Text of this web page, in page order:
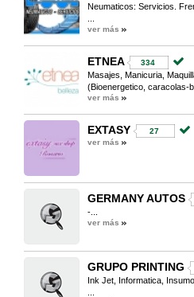
Neumaticos: Servicios.
ver más
ETNEA 334
Masajes, Manicuria,
(Bioenergetico, caracolas-
ver más
EXTASY
27
ver más
GERMANY AUTOS
-...
ver más
GRUPO PRINTING
Ink Jet, Informatica,